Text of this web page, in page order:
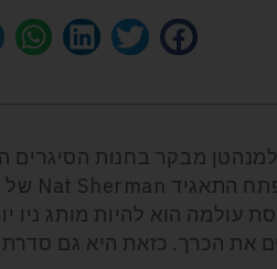
מבקר בחנות
Nat Sherman של
הוא להיות מותג ניו
את הכרך. כזאת היא גם סדרת